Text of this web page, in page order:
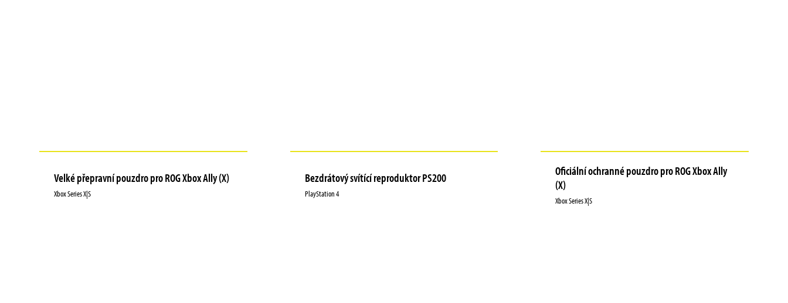
Velké přepravní pouzdro pro ROG Xbox Ally (X)
Xbox Series X|S
Bezdrátový svítící reproduktor PS200
PlayStation 4
Oficiální ochranné pouzdro pro ROG Xbox Ally
(X)
Xbox Series X|S